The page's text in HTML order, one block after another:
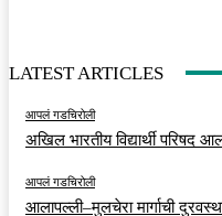
LATEST ARTICLES
आपलं गडचिरोली
अखिल भारतीय विद्यार्थी परिषद
आपलं गडचिरोली
आलापल्ली–मुलचेरा मार्गाची